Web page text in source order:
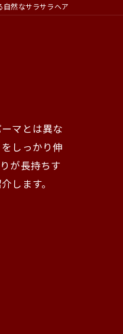
自然なサラサラヘア
マとは異な
しっかり伸
が長持ちす
します。